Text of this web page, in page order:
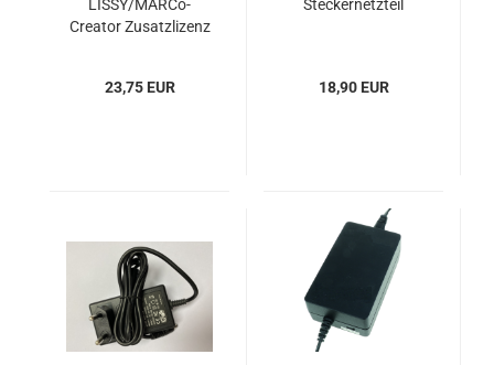
LISSY/MARCo-
Creator Zusatzlizenz
23,75 EUR
Steckernetzteil
18,90 EUR